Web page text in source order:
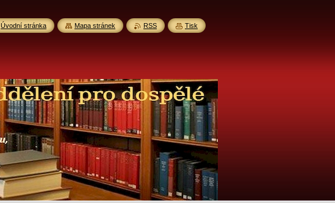
Úvodní stránka Mapa stránek RSS Tisk